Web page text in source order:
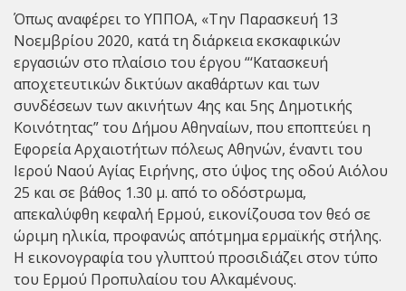
Όπως αναφέρει το ΥΠΠΟΑ, «Την Παρασκευή 13
Νοεμβρίου 2020, κατά τη διάρκεια εκσκαφικών
εργασιών στο πλαίσιο του έργου “‘Κατασκευή
αποχετευτικών δικτύων ακαθάρτων και των
συνδέσεων των ακινήτων 4ης και 5ης Δημοτικής
Κοινότητας” του Δήμου Αθηναίων, που εποπτεύει η
Εφορεία Αρχαιοτήτων πόλεως Αθηνών, έναντι του
Ιερού Ναού Αγίας Ειρήνης, στο ύψος της οδού Αιόλου
25 και σε βάθος 1.30 μ. από το οδόστρωμα,
απεκαλύφθη κεφαλή Ερμού, εικονίζουσα τον θεό σε
ώριμη ηλικία, προφανώς απότμημα ερμαϊκής στήλης.
Η εικονογραφία του γλυπτού προσιδιάζει στον τύπο
του Ερμού Προπυλαίου του Αλκαμένους.